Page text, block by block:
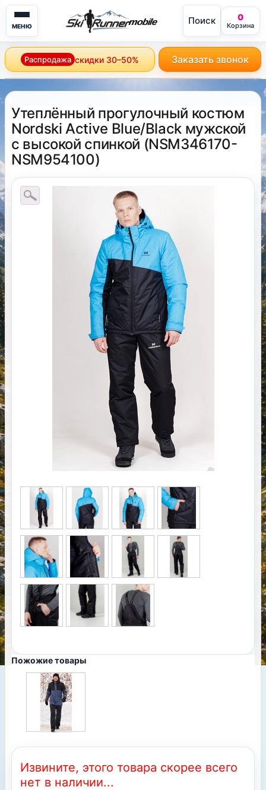
МЕНЮ mobile Поиск 0
Корзина
Распродажа скидки 30–50% Заказать звонок
Утеплённый прогулочный костюм
Nordski Active Blue/Black мужской
с высокой спинкой (NSM346170-
NSM954100)
Пожожие товары
Извините, этого товара скорее всего
нет в наличии...